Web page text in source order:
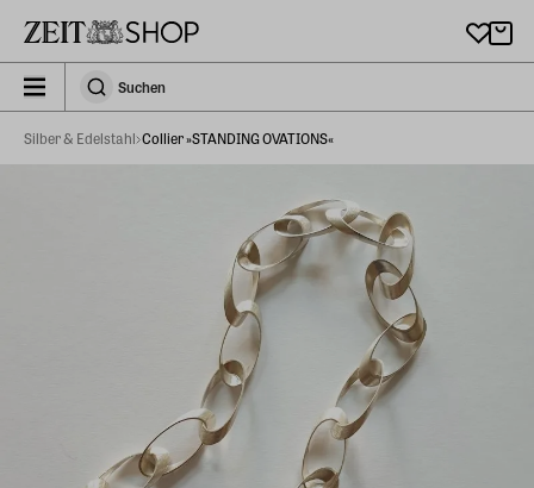
zeit_storefront.components.search.collapsed
SuchenSuchen
Silber & Edelstahl Collier »STANDING OVATIONS«